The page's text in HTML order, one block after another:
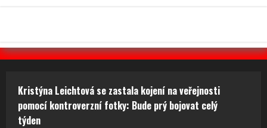
Kristýna Leichtová se zastala kojení na veřejnosti
pomocí kontroverzní fotky: Bude prý bojovat celý
týden